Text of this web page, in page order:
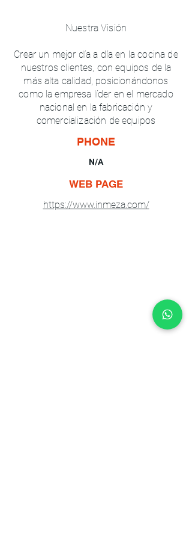
Nuestra Visión
Crear un mejor día a día en la cocina de
nuestros clientes, con equipos de la
más alta calidad, posicionándonos
como la empresa líder en el mercado
nacional en la fabricación y
comercialización de equipos
PHONE
N/A
WEB PAGE
https://www.inmeza.com/